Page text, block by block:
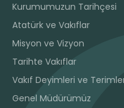
Kurumumuzun Tarihçesi
Atatürk ve Vakıflar
Misyon ve Vizyon
Tarihte Vakıflar
Vakıf Deyimleri ve
Genel Müdürümüz